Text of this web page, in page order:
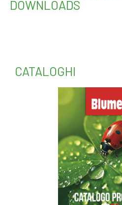
DOWNLOADS
CATALOGHI